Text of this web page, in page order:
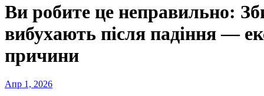
Ви робите це неправильно:
вибухають після падіння —
причини
Апр 1, 2026